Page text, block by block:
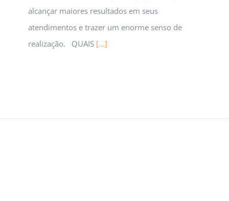
alcançar maiores resultados em seus
atendimentos e trazer um enorme senso de
realização. QUAIS [...]